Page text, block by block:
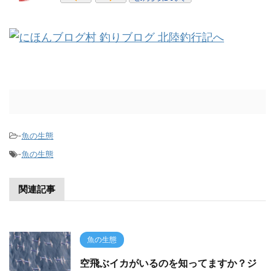
-魚の生態
-魚の生態
関連記事
魚の生態
空飛ぶイカがいるのを知ってますか？ジ